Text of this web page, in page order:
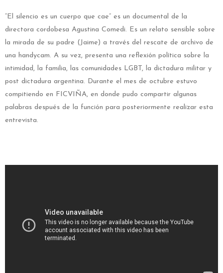
“El silencio es un cuerpo que cae” es un documental de la
directora cordobesa Agustina Comedi. Es un relato sensible sobre
la mirada de su padre (Jaime) a través del rescate de archivo de
una handycam. A su vez, presenta una reflexión política sobre la
intimidad, la familia, las comunidades LGBT, la dictadura militar y
post dictadura argentina. Durante el mes de octubre estuvo
compitiendo en FICVIÑA, en donde pudo compartir algunas
palabras después de la función para posteriormente realizar esta
entrevista.